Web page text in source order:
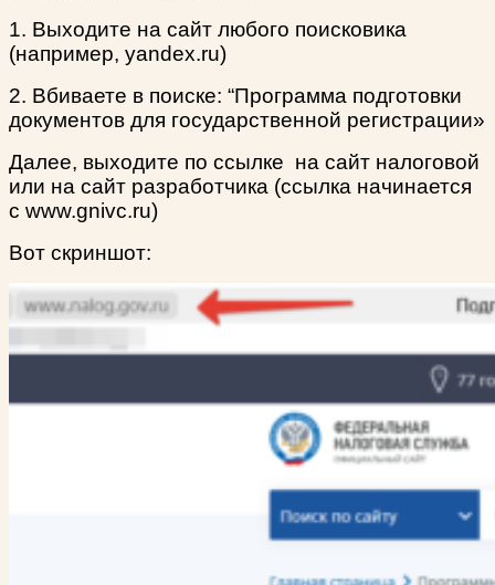
1. Выходите на сайт любого поисковика
(например, yandex.ru)
2. Вбиваете в поиске: “Программа подготовки
документов для государственной регистрации»
Далее, выходите по ссылке на сайт налоговой
или на сайт разработчика (ссылка начинается
с www.gnivc.ru)
Вот скриншот: